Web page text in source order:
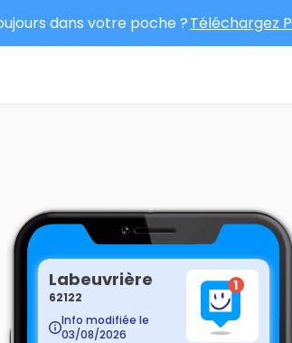
dans votre poche ?Téléchargez
Labeuvrière
62122
Info modifiée le
03/08/2026